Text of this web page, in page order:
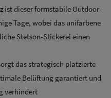
ist dieser formstabile Outdoor-
Tage, wobei das unifarbene
Stetson-Stickerei einen
das strategisch platzierte
Belüftung garantiert und
verhindert